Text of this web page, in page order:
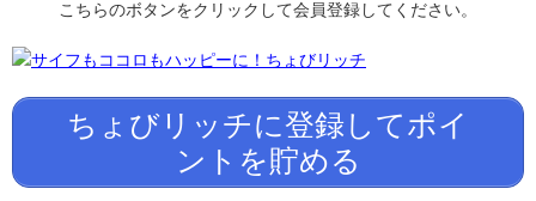
こちらのボタンをクリックして会員登録してください。
ちょびリッチに登録してポイ
ントを貯める